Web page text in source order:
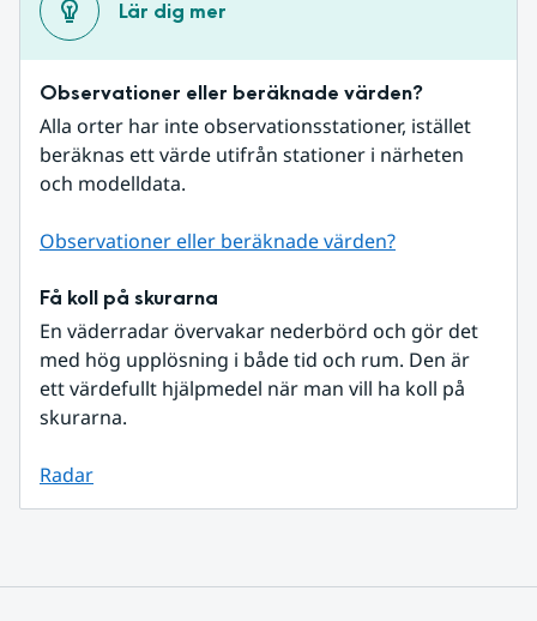
Lär dig mer
Observationer eller beräknade värden?
Alla orter har inte observationsstationer, istället
beräknas ett värde utifrån stationer i närheten
och modelldata.
Observationer eller beräknade värden?
Få koll på skurarna
En väderradar övervakar nederbörd och gör det
med hög upplösning i både tid och rum. Den är
ett värdefullt hjälpmedel när man vill ha koll på
skurarna.
Radar